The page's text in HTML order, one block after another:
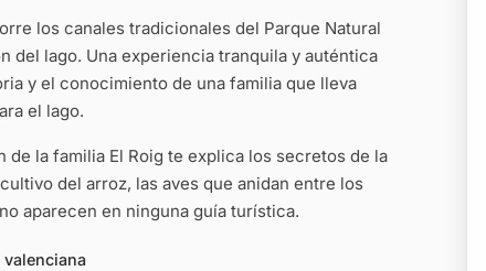
los canales tradicionales del Parque Natural
del lago. Una experiencia tranquila y auténtica
y el conocimiento de una familia que lleva
el lago.
de la familia El Roig te explica los secretos de la
del arroz, las aves que anidan entre los
aparecen en ninguna guía turística.